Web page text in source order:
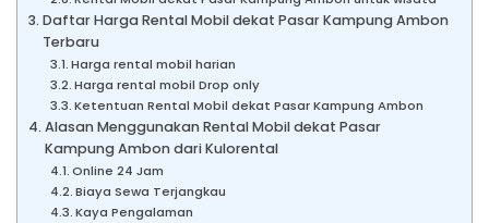
Daftar Harga Rental Mobil dekat Pasar Kampung Ambon
Terbaru
Harga rental mobil harian
Harga rental mobil Drop only
Ketentuan Rental Mobil dekat Pasar Kampung Ambon
Alasan Menggunakan Rental Mobil dekat Pasar
Kampung Ambon dari Kulorental
Online 24 Jam
Biaya Sewa Terjangkau
Kaya Pengalaman